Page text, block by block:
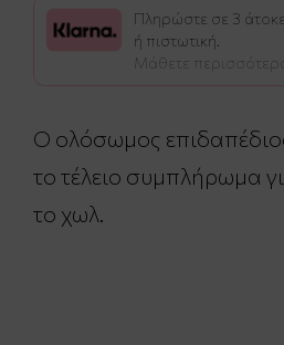
Πληρώστε σε 3
ή πιστωτική.
Μάθετε περισσότερα
Ο ολόσωμος
το τέλειο συμπλήρωμα
το χωλ.